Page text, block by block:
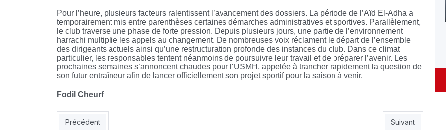
Pour l’heure, plusieurs facteurs ralentissent l’avancement des dossiers. La période de l’Aïd El-Adha a
temporairement mis entre parenthèses certaines démarches administratives et sportives. Parallèlement,
le club traverse une phase de forte pression. Depuis plusieurs jours, une partie de l’environnement
harrachi multiplie les appels au changement. De nombreuses voix réclament le départ de l’ensemble
des dirigeants actuels ainsi qu’une restructuration profonde des instances du club. Dans ce climat
particulier, les responsables tentent néanmoins de poursuivre leur travail et de préparer l’avenir. Les
prochaines semaines s’annoncent chaudes pour l’USMH, appelée à trancher rapidement la question de
son futur entraîneur afin de lancer officiellement son projet sportif pour la saison à venir.
Fodil Cheurf
Article précédent : MOB : le wali et les autorités locales au secours du club
Précédent Article suivant :
Suivant